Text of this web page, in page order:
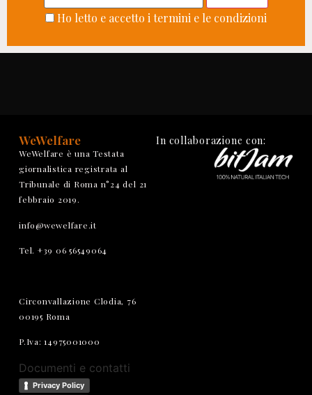
Ho letto e accetto i termini e le condizioni
WeWelfare
WeWelfare è una Testata
giornalistica registrata al
Tribunale di Roma n°24 del 21
febbraio 2019.
info@wewelfare.it
Tel. +39 06 56549064
Circonvallazione Clodia, 76
00195 Roma
P.Iva: 14975001000
Documenti e contatti
Privacy Policy
In collaborazione con: